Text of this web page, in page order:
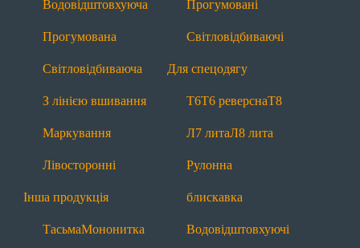
Водовідштовхуюча
Прогумована
Світловідбиваюча
З лінією вшивання
Маркування
Лівосторонні
Інша продукція
ТасьмаМононитка
Прогумовані
Світловідбиваючі
Для спецодягу
Т6Т6 реверснаТ8
Л7 литаЛ8 лита
Рулонна
блискавка
Водовідштовхуючі
Тасьма Мононитка
Додаткова інформація
Види блискавок
Карта кольорів
Блискавки за призначенням
Для взуття